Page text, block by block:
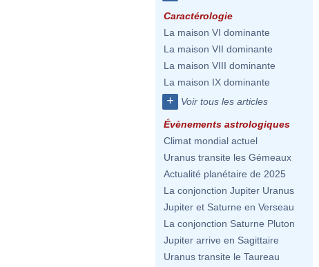
Caractérologie
La maison VI dominante
La maison VII dominante
La maison VIII dominante
La maison IX dominante
+ Voir tous les articles
Évènements astrologiques
Climat mondial actuel
Uranus transite les Gémeaux
Actualité planétaire de 2025
La conjonction Jupiter Uranus
Jupiter et Saturne en Verseau
La conjonction Saturne Pluton
Jupiter arrive en Sagittaire
Uranus transite le Taureau